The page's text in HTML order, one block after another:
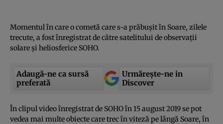
Momentul în care o cometă care s-a prăbuşit în Soare, zilele
trecute, a fost înregistrat de către satelitului de observaţii
solare şi heliosferice SOHO.
Adaugă-ne ca sursă
preferată
Urmărește-ne in
Discover
În clipul video înregistrat de SOHO în 15 august 2019 se pot
vedea mai multe obiecte care trec în viteză pe lângă Soare, în